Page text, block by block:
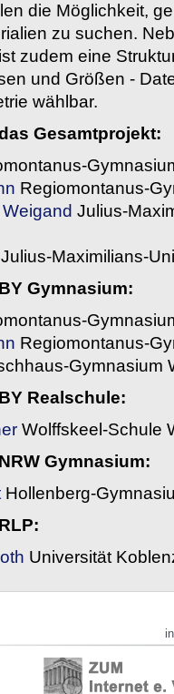
die Möglichkeit,
zu suchen.
zudem eine
und Größen -
wählbar.
Gesamtprojekt:
Regiomontanus-
Julius-
Julius-Maximilians-
Gymnasium:
Regiomontanus-
Gymnasium
Realschule:
Wolffskeel-Schule
Gymnasium:
Hollenberg-
Universität